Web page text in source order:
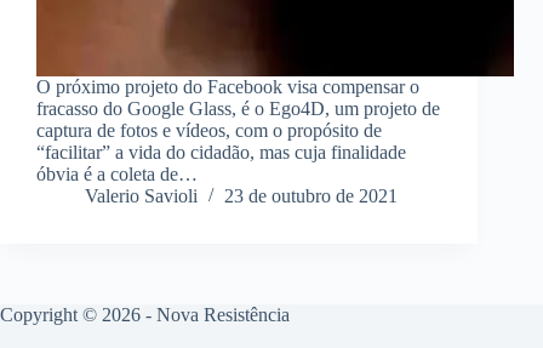
O próximo projeto do Facebook visa compensar o
fracasso do Google Glass, é o Ego4D, um projeto de
captura de fotos e vídeos, com o propósito de
“facilitar” a vida do cidadão, mas cuja finalidade
óbvia é a coleta de…
Valerio Savioli
23 de outubro de 2021
Copyright © 2026 - Nova Resistência